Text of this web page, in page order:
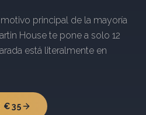
principal de la mayoría
House te pone a solo 12
está literalmente en
€35